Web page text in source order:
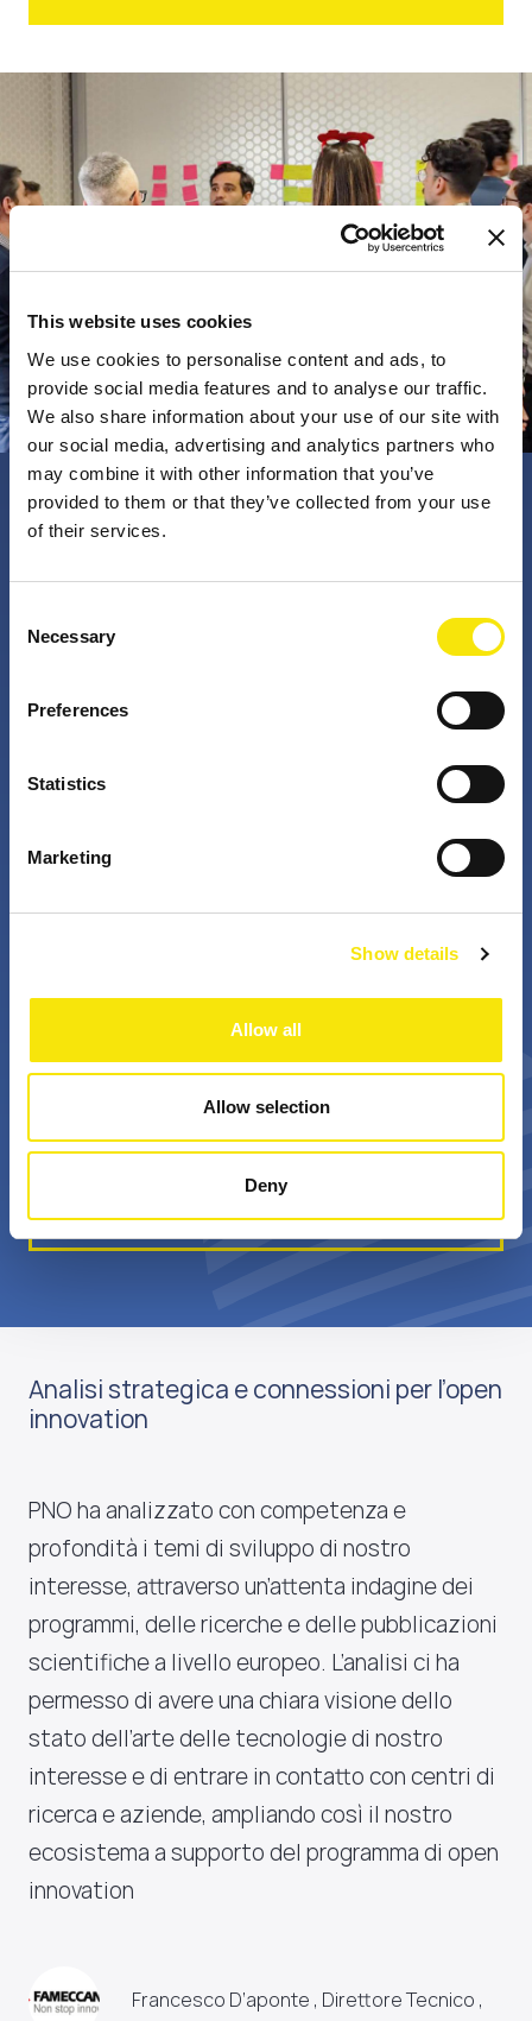
This website uses cookies
We use cookies to personalise content and ads, to
provide social media features and to analyse our traffic.
We also share information about your use of our site with
our social media, advertising and analytics partners who
may combine it with other information that you’ve
provided to them or that they’ve collected from your use
of their services.
Selection
Necessary
Preferences
Statistics
Marketing
Show details
Allow all
Allow selection
Deny
PNO Innovation
impatto concreto. Insieme a te, i nostri professionisti
che fanno gli innovatori: cercano costantemente
soluzioni migliori per risolvere i problemi. Il mondo di
+
anni di attività partner nei progetti
+
professionisti
Bn €
valore annuale della
sovvenzione realizzata
Scopri di più su di noi
Analisi strategica e connessioni per l’open
innovation
PNO ha analizzato con competenza e
profondità i temi di sviluppo di nostro
interesse, attraverso un’attenta indagine dei
programmi, delle ricerche e delle pubblicazioni
scientifiche a livello europeo. L’analisi ci ha
permesso di avere una chiara visione dello
stato dell’arte delle tecnologie di nostro
interesse e di entrare in contatto con centri di
ricerca e aziende, ampliando così il nostro
ecosistema a supporto del programma di open
innovation
Francesco D’aponte , Direttore Tecnico ,